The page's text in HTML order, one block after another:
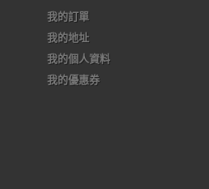
我的訂單
我的地址
我的個人資料
我的優惠券